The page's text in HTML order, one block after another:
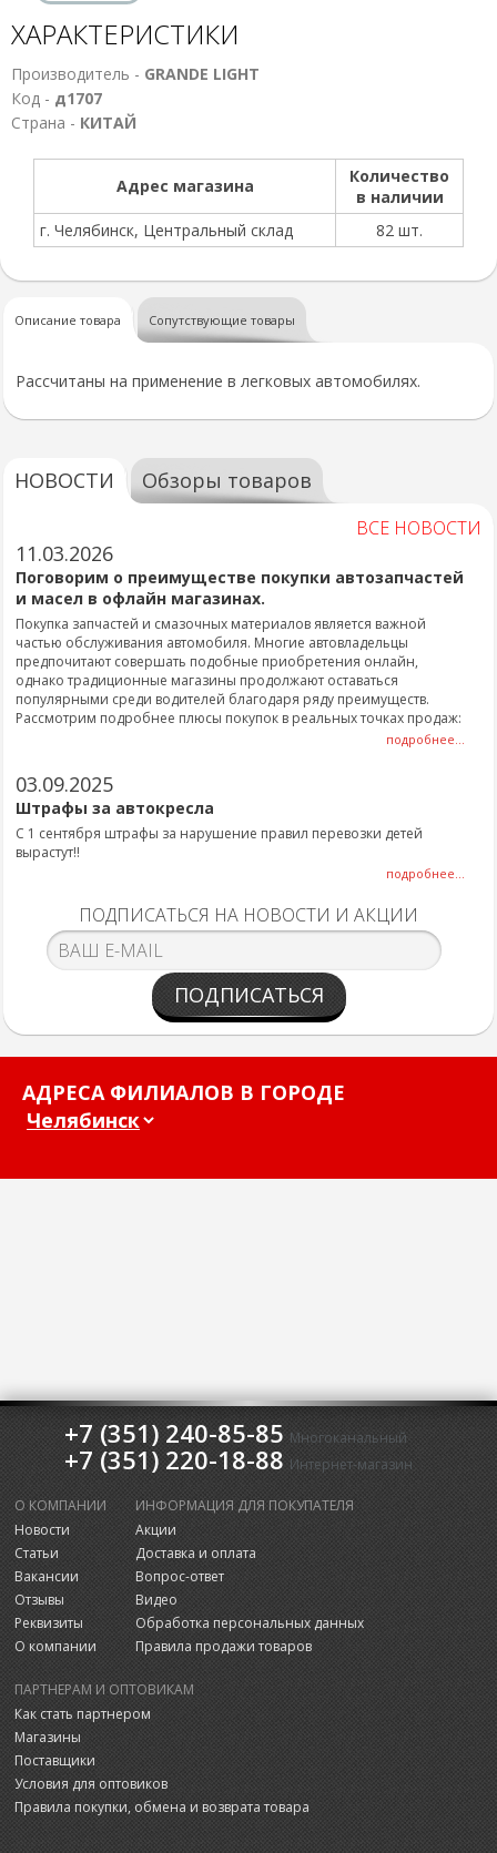
ХАРАКТЕРИСТИКИ
Производитель - GRANDE LIGHT
Код - д1707
Страна - КИТАЙ
Адрес магазина
Количество
в наличии
г. Челябинск, Центральный склад
82 шт.
Описание товара Сопутствующие товары
Рассчитаны на применение в легковых автомобилях.
НОВОСТИ Обзоры товаров
ВСЕ НОВОСТИ
11.03.2026
Поговорим о преимуществе покупки автозапчастей
и масел в офлайн магазинах.
Покупка запчастей и смазочных материалов является важной
частью обслуживания автомобиля. Многие автовладельцы
предпочитают совершать подобные приобретения онлайн,
однако традиционные магазины продолжают оставаться
популярными среди водителей благодаря ряду преимуществ.
Рассмотрим подробнее плюсы покупок в реальных точках продаж:
подробнее...
03.09.2025
Штрафы за автокресла
С 1 сентября штрафы за нарушение правил перевозки детей
вырастут!!
подробнее...
ПОДПИСАТЬСЯ НА НОВОСТИ И АКЦИИ
ПОДПИСАТЬСЯ
АДРЕСА ФИЛИАЛОВ В ГОРОДЕ
+7 (351) 240-85-85 Многоканальный
+7 (351) 220-18-88 Интернет-магазин
О КОМПАНИИ
Новости
Статьи
Вакансии
Отзывы
Реквизиты
О компании
ИНФОРМАЦИЯ ДЛЯ ПОКУПАТЕЛЯ
Акции
Доставка и оплата
Вопрос-ответ
Видео
Обработка персональных данных
Правила продажи товаров
ПАРТНЕРАМ И ОПТОВИКАМ
Как стать партнером
Магазины
Поставщики
Условия для оптовиков
Правила покупки, обмена и возврата товара